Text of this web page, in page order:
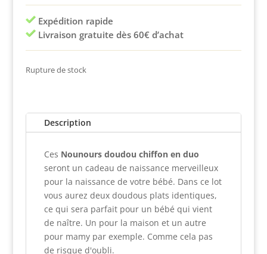
Expédition rapide
Livraison gratuite dès 60€ d’achat
Rupture de stock
Description
Ces Nounours doudou chiffon en duo
seront un cadeau de naissance merveilleux
pour la naissance de votre bébé. Dans ce lot
vous aurez deux doudous plats identiques,
ce qui sera parfait pour un bébé qui vient
de naître. Un pour la maison et un autre
pour mamy par exemple. Comme cela pas
de risque d'oubli.